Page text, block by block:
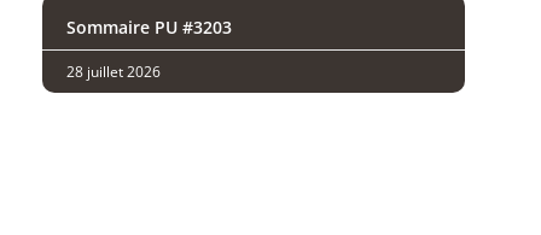
Sommaire PU #3203
28 juillet 2026